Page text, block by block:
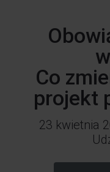
Co
projekt
23 kwietnia